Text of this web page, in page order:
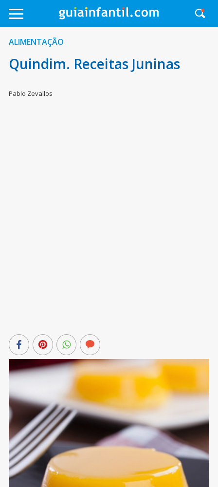
ALIMENTAÇÃO
Quindim. Receitas Juninas
Pablo Zevallos